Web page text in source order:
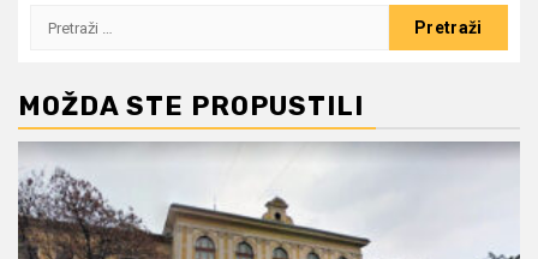
Pretraži:
MOŽDA STE PROPUSTILI